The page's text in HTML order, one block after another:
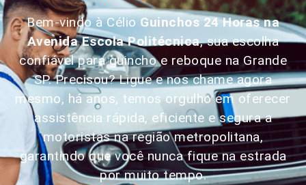
Bem-vindo à CélioGuinchos 24 Horasna
Avenida Escola Politécnica, sua escolha
confiável para guincho e reboque na Grande
SP. Precisou? Ligue e nos chame agora
mesmo, há anos, temos orgulho em oferecer
assistência rápida, eficiente e segura a
motoristas na região metropolitana,
garantindo que você nunca fique na estrada
por muito tempo.